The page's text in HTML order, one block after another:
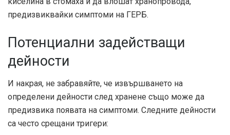
предизвиквайки симптоми на ГЕРБ.
Потенциални задействащи
дейности
И накрая, не забравяйте, че извършването на
определени дейности след хранене също може да
предизвика появата на симптоми. Следните дейности
са често срещани тригери: